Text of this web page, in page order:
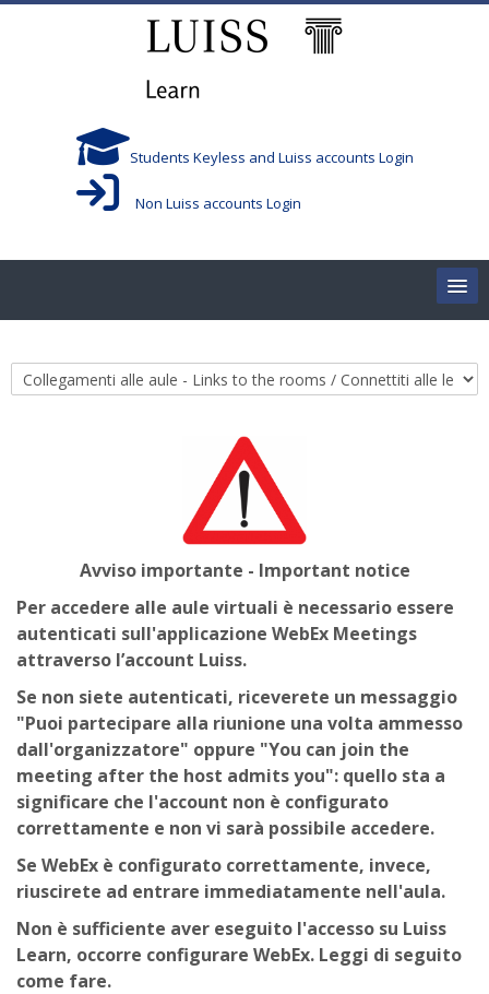
Students Keyless and Luiss accounts Login
Non Luiss accounts Login
Corsi/Courses
Media & Resources
Orario
Student Print
Help
English ‎(en)‎
Search
courses
Course categories
Avviso importante - Important notice
Per accedere alle aule virtuali è necessario essere
autenticati sull'applicazione WebEx Meetings
attraverso l’account Luiss.
Se non siete autenticati, riceverete un messaggio
"Puoi partecipare alla riunione una volta ammesso
dall'organizzatore" oppure "You can join the
meeting after the host admits you": quello sta a
significare che l'account non è configurato
correttamente e non vi sarà possibile accedere.
Se WebEx è configurato correttamente, invece,
riuscirete ad entrare immediatamente nell'aula.
Non è sufficiente aver eseguito l'accesso su Luiss
Learn, occorre configurare WebEx. Leggi di seguito
come fare.